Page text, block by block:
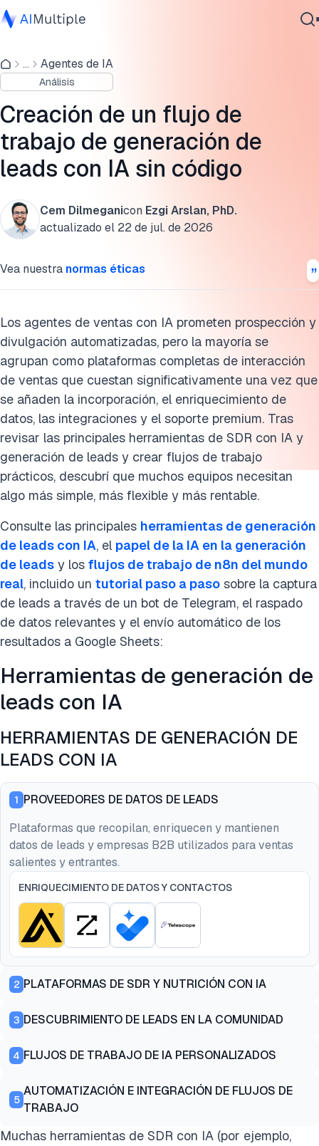
IA agencial
Ciberseguridad
Datos
Software empresarial
Servicios
Contáctanos
... Agentes de IA
Análisis
Creación de un flujo de
trabajo de generación de
leads con IA sin código
Cem Dilmeganicon Ezgi Arslan, PhD.
actualizado el 22 de jul. de 2026
Vea nuestra normas éticas
Los agentes de ventas con IA prometen prospección y
divulgación automatizadas, pero la mayoría se
agrupan como plataformas completas de interacción
de ventas que cuestan significativamente una vez que
se añaden la incorporación, el enriquecimiento de
datos, las integraciones y el soporte premium. Tras
revisar las principales herramientas de SDR con IA y
generación de leads y crear flujos de trabajo
prácticos, descubrí que muchos equipos necesitan
algo más simple, más flexible y más rentable.
Consulte las principales herramientas de generación
de leads con IA, el papel de la IA en la generación
de leads y los flujos de trabajo de n8n del mundo
real, incluido un tutorial paso a paso sobre la captura
de leads a través de un bot de Telegram, el raspado
de datos relevantes y el envío automático de los
resultados a Google Sheets:
Herramientas de generación de
leads con IA
HERRAMIENTAS DE GENERACIÓN DE
LEADS CON IA
1 PROVEEDORES DE DATOS DE LEADS
Plataformas que recopilan, enriquecen y mantienen
datos de leads y empresas B2B utilizados para ventas
salientes y entrantes.
ENRIQUECIMIENTO DE DATOS Y CONTACTOS
2 PLATAFORMAS DE SDR Y NUTRICIÓN CON IA
3 DESCUBRIMIENTO DE LEADS EN LA COMUNIDAD
4 FLUJOS DE TRABAJO DE IA PERSONALIZADOS
5
AUTOMATIZACIÓN E INTEGRACIÓN DE FLUJOS DE
TRABAJO
Muchas herramientas de SDR con IA (por ejemplo,
Reglas de correo electrónico que deciden si la divulgación
¿Cómo puede usar la IA para la generación de leads?
Implementación de la IA en las mejores prácticas de
generación de leads
Examen detallado de n8n
Preguntas frecuentes